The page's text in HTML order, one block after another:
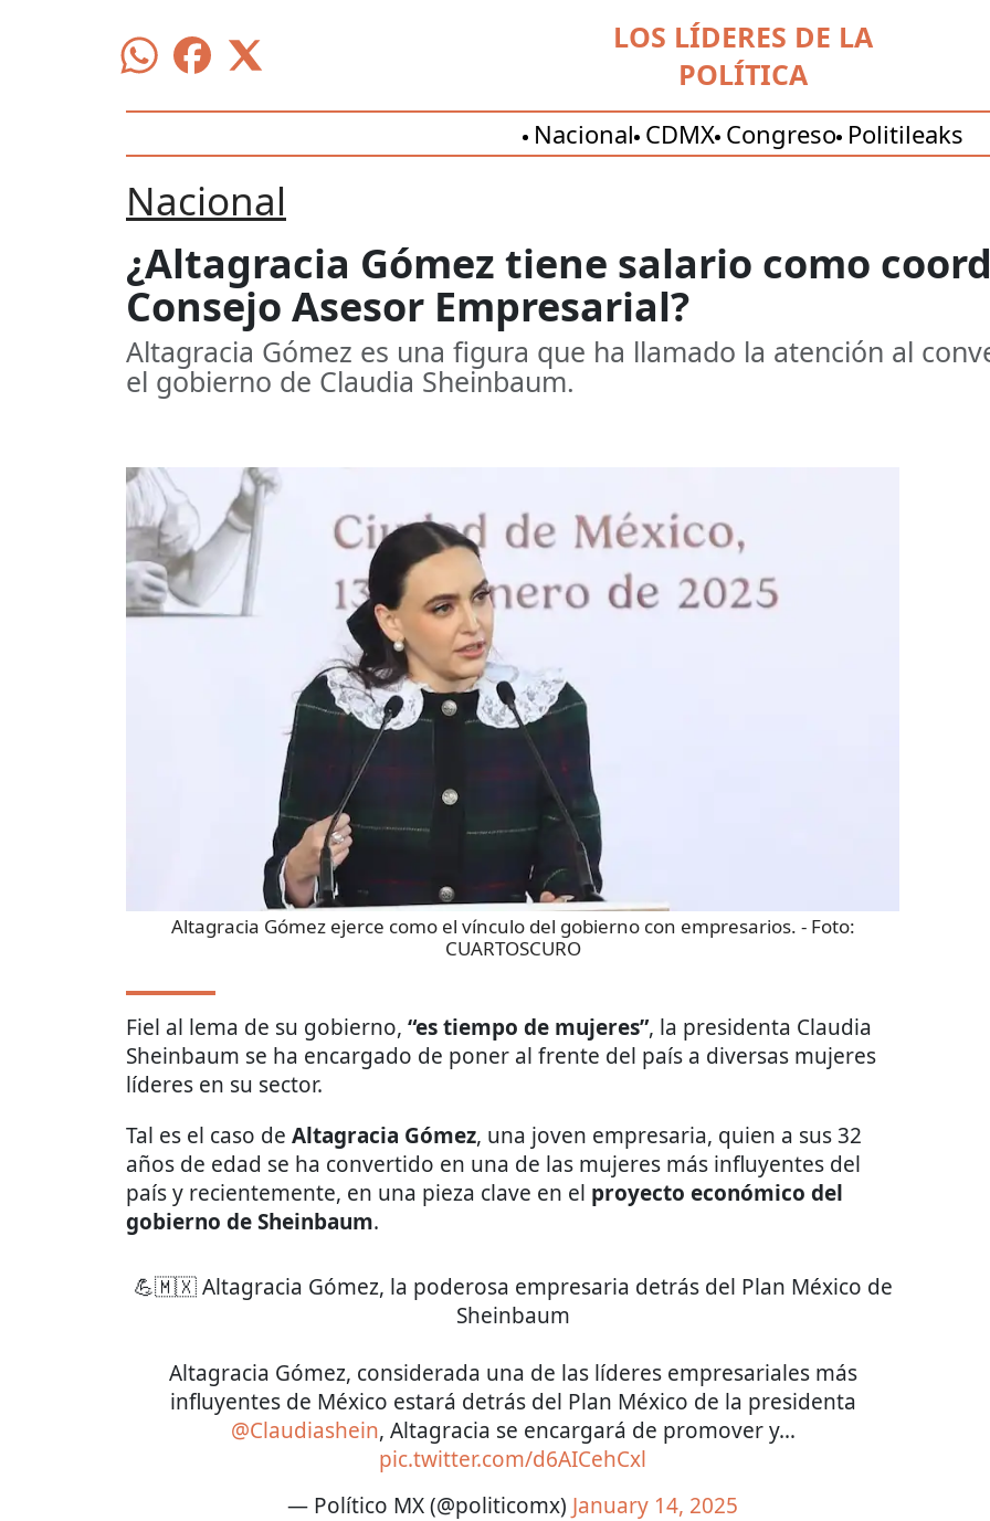
LOS LÍDERES DE LA
POLÍTICA
Nacional CDMX Congreso Politileaks
Nacional
¿Altagracia Gómez tiene salario como
Consejo Asesor Empresarial?
Altagracia Gómez es una figura que ha llamado la atención al
el gobierno de Claudia Sheinbaum.
Altagracia Gómez ejerce como el vínculo del gobierno con empresarios. - Foto:
CUARTOSCURO
Fiel al lema de su gobierno, “es tiempo de mujeres”, la presidenta Claudia
Sheinbaum se ha encargado de poner al frente del país a diversas mujeres
líderes en su sector.
Tal es el caso de Altagracia Gómez, una joven empresaria, quien a sus 32
años de edad se ha convertido en una de las mujeres más influyentes del
país y recientemente, en una pieza clave en el proyecto económico del
gobierno de Sheinbaum.
💪🇲🇽 Altagracia Gómez, la poderosa empresaria detrás del Plan México de
Sheinbaum
Altagracia Gómez, considerada una de las líderes empresariales más
influyentes de México estará detrás del Plan México de la presidenta
@Claudiashein, Altagracia se encargará de promover y…
pic.twitter.com/d6AICehCxl
— Político MX (@politicomx) January 14, 2025